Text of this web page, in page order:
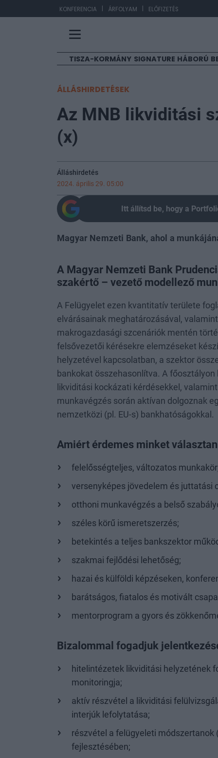
KONFERENCIA | ÁRFOLYAM | ELŐFIZETÉS
EUR/HUF
TISZA-KORMÁNY SIGNATURE HÁBORÚ
ÁLLÁSHIRDETÉSEK
Az MNB likviditási
(x)
Álláshirdetés
2024. április 29. 05:00
Itt állítsd be, hogy a
Magyar Nemzeti Bank, ahol a
A Magyar Nemzeti Bank
szakértő – vezető modellező
A Felügyelet ezen kvantitatív területe
elvárásainak meghatározásával,
makrogazdasági szcenáriók mentén
felsővezetői kérésekre elemzéseket
helyzetével kapcsolatban, a szektor
bankokat összehasonlítva. A
likviditási kockázati kérdésekkel,
munkavégzés során aktívan dolgoznak
nemzetközi (pl. EU-s) bankhatóságokkal.
Amiért érdemes minket
felelősségteljes, változatos
versenyképes jövedelem és juttatási
otthoni munkavégzés a belső
széles körű ismeretszerzés;
betekintés a teljes bankszektor
szakmai fejlődési lehetőség;
hazai és külföldi képzéseken,
barátságos, fiatalos és motivált
mentorprogram a gyors és
Bizalommal fogadjuk
hitelintézetek likviditási helyzetének
monitoringja;
aktív részvétel a likviditási
interjúk lefolytatása;
részvétel a felügyeleti
fejlesztésében;